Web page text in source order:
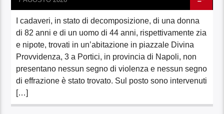
I cadaveri, in stato di decomposizione, di una donna
di 82 anni e di un uomo di 44 anni, rispettivamente zia
e nipote, trovati in un’abitazione in piazzale Divina
Provvidenza, 3 a Portici, in provincia di Napoli, non
presentano nessun segno di violenza e nessun segno
di effrazione è stato trovato. Sul posto sono intervenuti
[…]